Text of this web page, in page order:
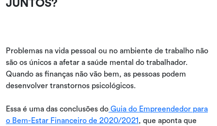
Problemas na vida pessoal ou no ambiente de trabalho não
são os únicos a afetar a saúde mental do trabalhador.
Quando as finanças não vão bem, as pessoas podem
desenvolver transtornos psicológicos.
Essa é uma das conclusões do Guia do Empreendedor para
o Bem-Estar Financeiro de 2020/2021, que aponta que